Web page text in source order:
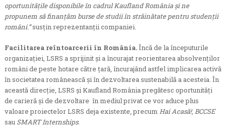
oportunitățile disponibile în cadrul Kaufland România și ne
propunem să finanțăm burse de studii în străinătate pentru studenții
români.”susțin reprezentanții companiei.
Facilitarea reîntoarcerii în România.Încă de la începuturile
organizaţiei, LSRS a sprijinit şi a încurajat reorientarea absolvenţilor
români de peste hotare către ţară, încurajând astfel implicarea activă
în societatea românească şi în dezvoltarea sustenabilă a acesteia. În
această direcție, LSRS și Kaufland România pregătesc oportunități
de carieră și de dezvoltare în mediul privat ce vor aduce plus
valoare proiectelor LSRS deja existente, precum Hai Acasă!, BCCSE
sau SMART Internships.